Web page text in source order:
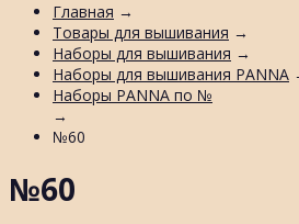
Главная →
Товары для вышивания →
Наборы для вышивания →
Наборы для вышивания PANNA
Наборы PANNA по №
→
№60
№60